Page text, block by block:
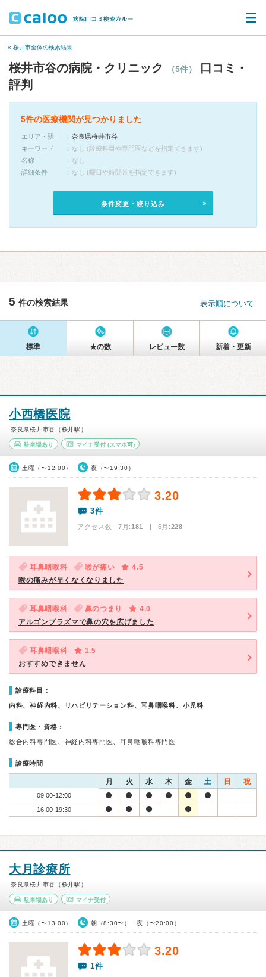
« 桜井市全体の検索結果
桜井市谷の病院・クリニック （5件）
口コミ・
評判
5件の医療機関が見つかりました
エリア・駅
奈良県桜井市谷
キーワード
なし (診療科目や専門医などを指定できます)
名称
なし
詳細条件
なし (曜日や時間帯を指定できます)
条件変更・絞り込み
5 件の検索結果 表示順について
標準 ★の数 レビュー数 新着・更新
小西橋医院
奈良県桜井市谷（桜井駅）
駐車場あり マイナ受付(スマホ可)
土曜（〜12:00） 夜（〜19:30）
3.20
3件
アクセス数 7月:181 | 6月:228
耳鼻咽喉科 喉が痛い
4.5
喉の痛みが早くなくなりました
耳鼻咽喉科 鼻のつまり
4.0
アルゴンプラズマで鼻の穴を広げました
耳鼻咽喉科
1.5
おすすめできません
診療科目：
内科、神経内科、リハビリテーション科、耳鼻咽喉科、小児科
専門医・資格：
総合内科専門医、神経内科専門医、耳鼻咽喉科専門医
診療時間
月 火 水 木 金 土 日 祝
09:00-12:00
16:00-19:30
大月診療所
奈良県桜井市谷（桜井駅）
駐車場あり マイナ受付
土曜（〜13:00） 朝（8:30〜）・夜（〜20:00）
3.20
1件